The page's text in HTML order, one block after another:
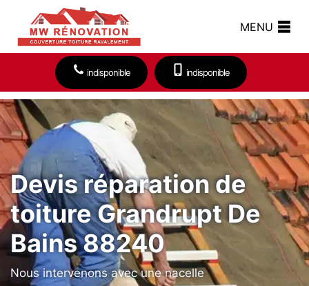
MENU
indisponible indisponible
Devis réparation de
toiture Grandrupt De
Bains 88240
Nous intervenons avec une nacelle